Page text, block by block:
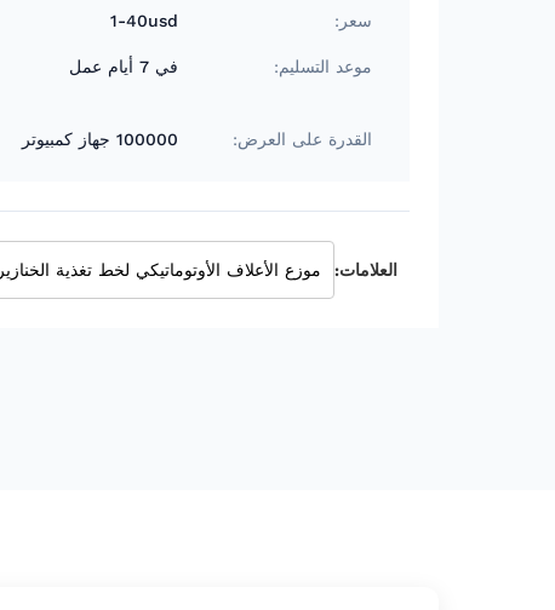
سعر: 1-40usd
موعد التسليم: في 7 أيام عمل
القدرة على العرض: 100000 جهاز كمبيوتر
العلامات: موزع الأعلاف الأوتوماتيكي لخط تغذية الخنازير